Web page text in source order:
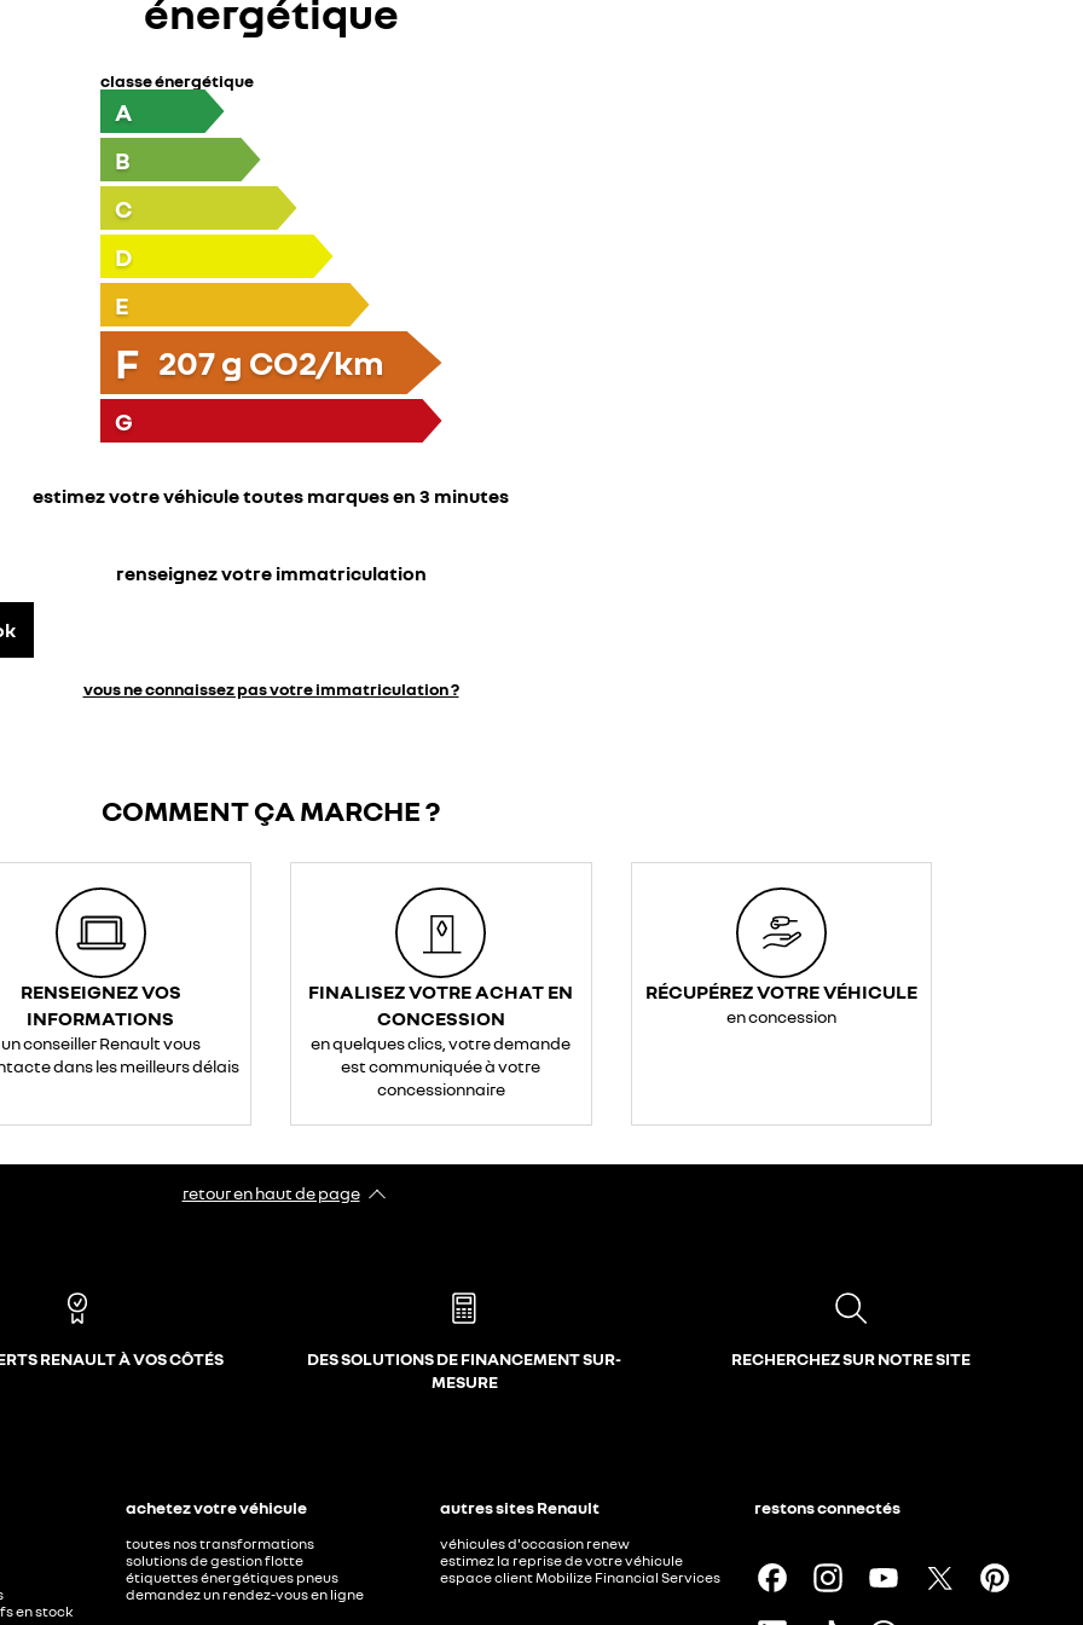
énergétique
classe énergétique
A
B
C
D
E
F 207g CO2/km
G
estimez votre véhicule toutes marques en 3 minutes
renseignez votre immatriculation
vous ne connaissez pas votre immatriculation ?
COMMENT ÇA MARCHE ?
RENSEIGNEZ VOS
INFORMATIONS
un conseiller Renault vous
dans les meilleurs délais
FINALISEZ VOTRE ACHAT EN
CONCESSION
en quelques clics, votre demande
est communiquée à votre
concessionnaire
RÉCUPÉREZ VOTRE VÉHICULE
en concession
retour en haut de page​
RENAULT À VOS CÔTÉS
DES SOLUTIONS DE FINANCEMENT SUR-
MESURE
RECHERCHEZ SUR NOTRE SITE
en stock
achetez votre véhicule
toutes nos transformations
solutions de gestion flotte
étiquettes énergétiques pneus
demandez un rendez-vous en ligne
autres sites Renault
véhicules d'occasion renew
estimez la reprise de votre véhicule
espace client Mobilize Financial Services
restons connectés